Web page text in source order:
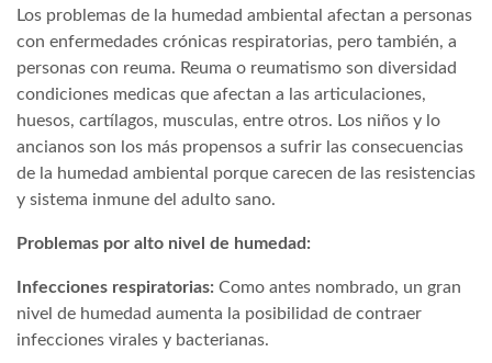
Los problemas de la humedad ambiental afectan a personas
con enfermedades crónicas respiratorias, pero también, a
personas con reuma. Reuma o reumatismo son diversidad
condiciones medicas que afectan a las articulaciones,
huesos, cartílagos, musculas, entre otros. Los niños y lo
ancianos son los más propensos a sufrir las consecuencias
de la humedad ambiental porque carecen de las resistencias
y sistema inmune del adulto sano.
Problemas por alto nivel de humedad:
Infecciones respiratorias: Como antes nombrado, un gran
nivel de humedad aumenta la posibilidad de contraer
infecciones virales y bacterianas.